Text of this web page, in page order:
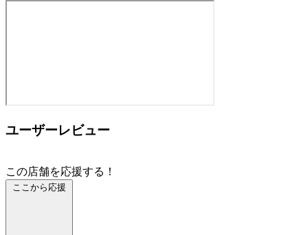
ユーザーレビュー
この店舗を応援する！
ここから応援